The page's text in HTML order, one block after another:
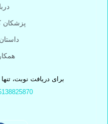
پزشکان
برای دریافت نوبت،